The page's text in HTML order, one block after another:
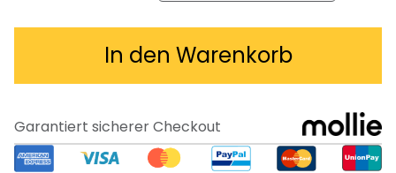
In den Warenkorb
Garantiert sicherer Checkout